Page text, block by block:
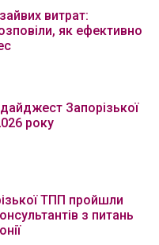
витрат:
як ефективно
Запорізької
року
ТПП пройшли
з питань